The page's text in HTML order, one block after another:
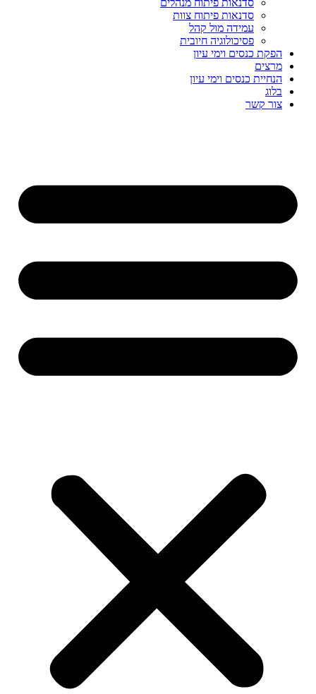
סדנאות פיתוח מנהלים
סדנאות פיתוח צוות
עמידה מול קהל
פסיכולוגיה חיובית
הפקת כנסים וימי עיון
מרצים
הנחיית כנסים וימי עיון
בלוג
צור קשר